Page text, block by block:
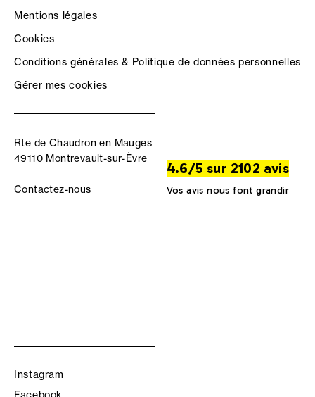
Mentions légales
Cookies
Conditions générales & Politique de données personnelles
Gérer mes cookies
Rte de Chaudron en Mauges
49110 Montrevault-sur-Èvre
Contactez-nous
4.6/5 sur 2102 avis
Vos avis nous font grandir
Instagram